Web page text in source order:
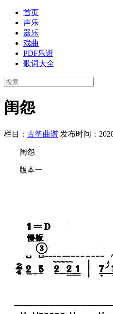
首页
声乐
器乐
戏曲
PDF乐谱
歌词大全
闺怨
栏目： 古筝曲谱 发布时间：
闺怨
版本一